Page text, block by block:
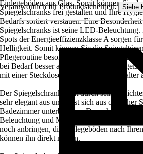
Einlegeböden aus Glas. Somit können Sie
Spiegelschranks frei gestalten und Ihre
Bedarfs sortiert verstauen. Eine
Spiegelschranks ist seine LED-
Spots der Energieeffizienzklasse A sorgen
Helligkeit. Somit können Sie die
Pflegeroutine besonders gut nutzen und
bei Bedarf besser ausleuchten. Der
mit einer Steckdose und einem Lichtschalter
Der Spiegelschrank sieht durch sein
sehr elegant aus und lässt sich aus optischer
Badezimmer unterbringen. Der schöne
Beleuchtung und Montagematerial geliefert.
noch anbringen, die Einlegeböden nach
können ihn direkt nutzen.
Verantwortlich für Produktsicherheit: Siehe